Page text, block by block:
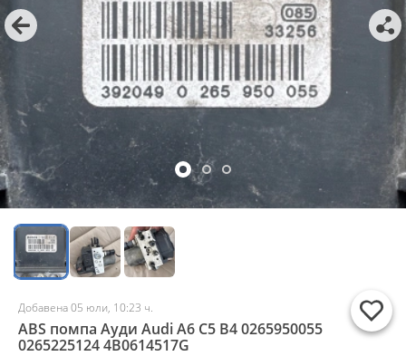
Добавена 05 юли, 10:23 ч.
ABS помпа Ауди Audi A6 C5 B4 0265950055
0265225124 4B0614517G